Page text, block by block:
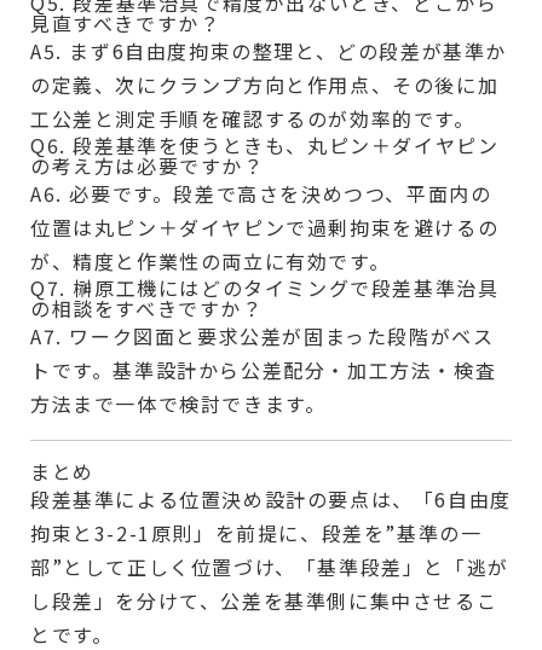
見直すべきですか？
A5. まず6自由度拘束の整理と、どの段差が基準か
の定義、次にクランプ方向と作用点、その後に加
工公差と測定手順を確認するのが効率的です。
Q6. 段差基準を使うときも、丸ピン＋ダイヤピン
の考え方は必要ですか？
A6. 必要です。段差で高さを決めつつ、平面内の
位置は丸ピン＋ダイヤピンで過剰拘束を避けるの
が、精度と作業性の両立に有効です。
Q7. 榊原工機にはどのタイミングで段差基準治具
の相談をすべきですか？
A7. ワーク図面と要求公差が固まった段階がベス
トです。基準設計から公差配分・加工方法・検査
方法まで一体で検討できます。
まとめ
段差基準による位置決め設計の要点は、「6自由度
拘束と3-2-1原則」を前提に、段差を”基準の一
部”として正しく位置づけ、「基準段差」と「逃が
し段差」を分けて、公差を基準側に集中させるこ
とです。